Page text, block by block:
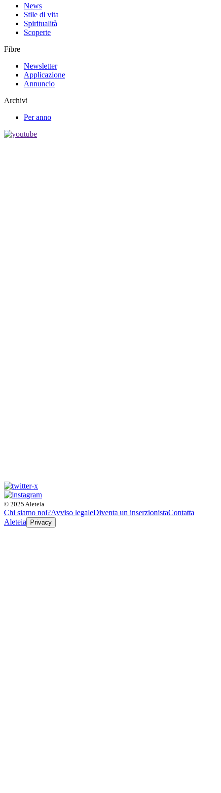
News
Stile di vita
Spiritualità
Scoperte
Fibre
Newsletter
Applicazione
Annuncio
Archivi
Per anno
© 2025 Aleteia
Chi siamo noi?Avviso legaleDiventa un inserzionistaContatta
Aleteia
Privacy